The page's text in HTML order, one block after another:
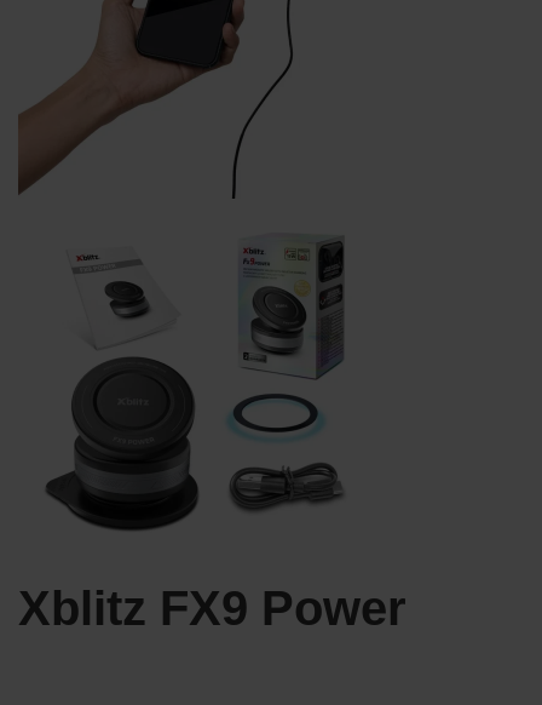
Xblitz FX9 Power